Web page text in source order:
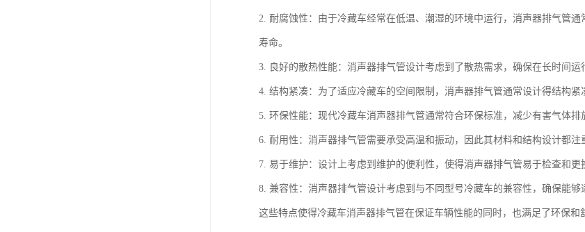
2. 耐腐蚀性：由于冷藏车经常在低温、潮湿的环境中运行，消声器排气管
寿命。
3. 良好的散热性能：消声器排气管设计考虑到了散热需求，确保在长时间运
4. 结构紧凑：为了适应冷藏车的空间限制，消声器排气管通常设计得结构紧
5. 环保性能：现代冷藏车消声器排气管通常符合环保标准，减少有害气体排
6. 耐用性：消声器排气管需要承受高温和振动，因此其材料和结构设计都注
7. 易于维护：设计上考虑到维护的便利性，使得消声器排气管易于检查和更
8. 兼容性：消声器排气管设计考虑到与不同型号冷藏车的兼容性，确保能够
这些特点使得冷藏车消声器排气管在保证车辆性能的同时，也满足了环保和